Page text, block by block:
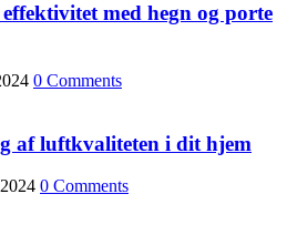
med hegn og porte
0 Comments
af luftkvaliteten i dit hjem
0 Comments